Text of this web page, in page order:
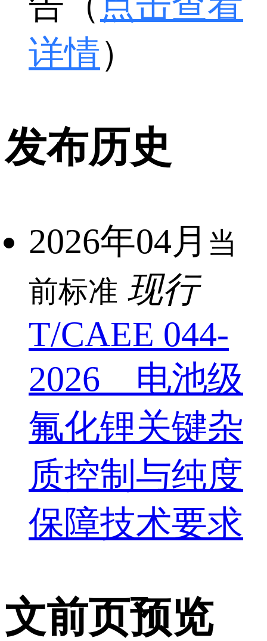
详情）
发布历史
2026年04月 当
前标准 现行
T/CAEE 044-
2026 电池级
氟化锂关键杂
质控制与纯度
保障技术要求
文前页预览